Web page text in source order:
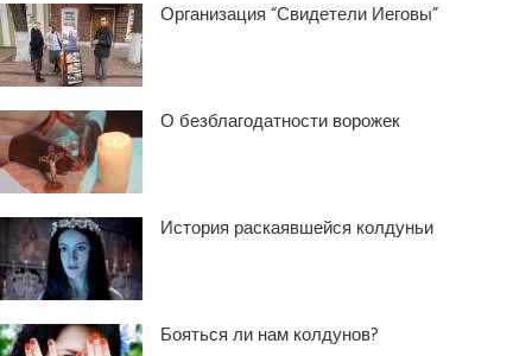
Организация “Свидетели Иеговы”
О безблагодатности ворожек
История раскаявшейся колдуньи
Бояться ли нам колдунов?